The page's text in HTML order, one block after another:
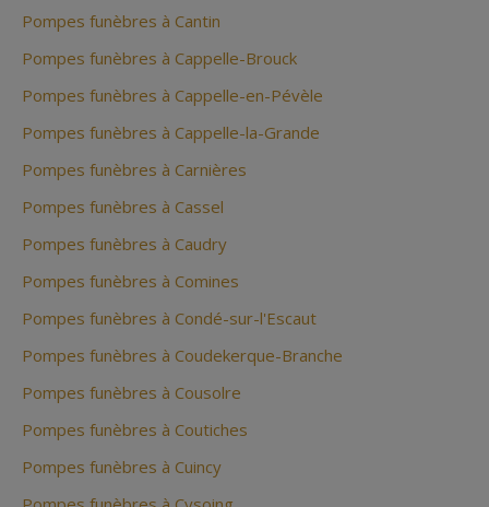
Pompes funèbres à Cantin
Pompes funèbres à Cappelle-Brouck
Pompes funèbres à Cappelle-en-Pévèle
Pompes funèbres à Cappelle-la-Grande
Pompes funèbres à Carnières
Pompes funèbres à Cassel
Pompes funèbres à Caudry
Pompes funèbres à Comines
Pompes funèbres à Condé-sur-l'Escaut
Pompes funèbres à Coudekerque-Branche
Pompes funèbres à Cousolre
Pompes funèbres à Coutiches
Pompes funèbres à Cuincy